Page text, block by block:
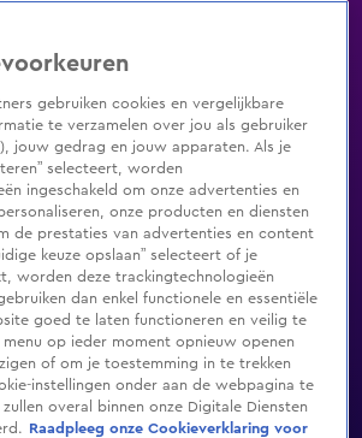
programma's Zenders Genres
TV inlogShop
Programma's De Bondgenoten
Shop
gebruiken cookies en vergelijkbare
te verzamelen over jou als gebruiker
jouw gedrag en jouw apparaten. Als je
selecteert, worden
ingeschakeld om onze advertenties en
onze producten en diensten
de prestaties van advertenties en content
keuze opslaan” selecteert of je
worden deze trackingtechnologieën
dan enkel functionele en essentiële
goed te laten functioneren en veilig te
menu op ieder moment opnieuw openen
of om je toestemming in te trekken
instellingen onder aan de webpagina te
zullen overal binnen onze Digitale Diensten
Raadpleeg onze Cookieverklaring voor